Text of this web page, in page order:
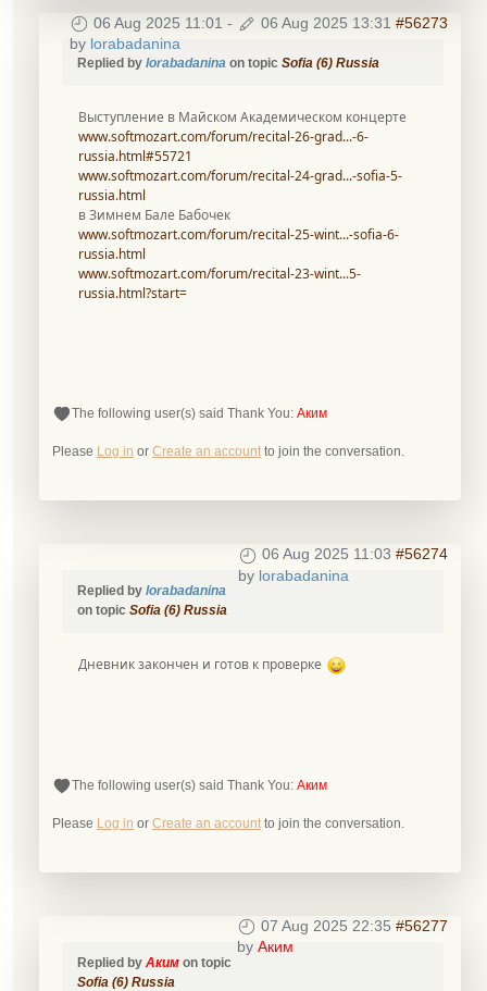
06 Aug 2025 11:01 - 06 Aug 2025 13:31 #56273
by lorabadanina
Replied by lorabadanina on topic Sofia (6) Russia
Выступление в Майском Академическом концерте
www.softmozart.com/forum/recital-26-grad...-6-
russia.html#55721
www.softmozart.com/forum/recital-24-grad...-sofia-5-
russia.html
в Зимнем Бале Бабочек
www.softmozart.com/forum/recital-25-wint...-sofia-6-
russia.html
www.softmozart.com/forum/recital-23-wint...5-
russia.html?start=
The following user(s) said Thank You: Аким
Please Log in or Create an account to join the conversation.
06 Aug 2025 11:03 #56274
by lorabadanina
Replied by lorabadanina
on topic Sofia (6) Russia
Дневник закончен и готов к проверке
The following user(s) said Thank You: Аким
Please Log in or Create an account to join the conversation.
07 Aug 2025 22:35 #56277
by Аким
Replied by Аким on topic
Sofia (6) Russia